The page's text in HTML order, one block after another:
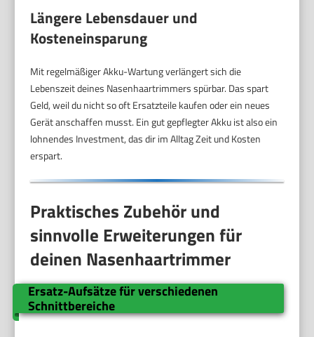
Längere Lebensdauer und
Kosteneinsparung
Mit regelmäßiger Akku-Wartung verlängert sich die
Lebenszeit deines Nasenhaartrimmers spürbar. Das spart
Geld, weil du nicht so oft Ersatzteile kaufen oder ein neues
Gerät anschaffen musst. Ein gut gepflegter Akku ist also ein
lohnendes Investment, das dir im Alltag Zeit und Kosten
erspart.
Praktisches Zubehör und
sinnvolle Erweiterungen für
deinen Nasenhaartrimmer
Ersatz-Aufsätze für verschiedenen
Schnittbereiche